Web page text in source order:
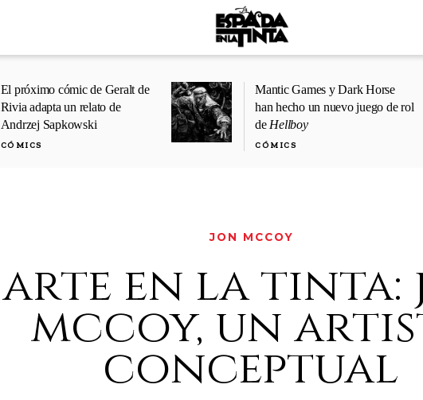
El próximo cómic de Geralt de
Rivia adapta un relato de
Andrzej Sapkowski
CÓMICS
Mantic Games y Dark Horse
han hecho un nuevo juego de rol
de Hellboy
CÓMICS
JON MCCOY
arte en la tinta:
mccoy, un
conceptual